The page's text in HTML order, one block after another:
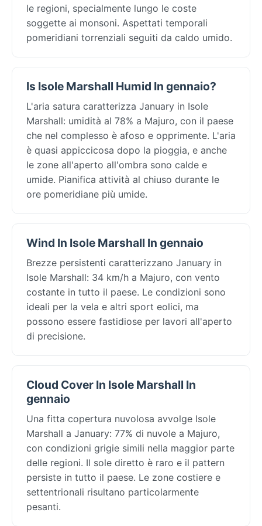
le regioni, specialmente lungo le coste
soggette ai monsoni. Aspettati temporali
pomeridiani torrenziali seguiti da caldo umido.
Is Isole Marshall Humid In gennaio?
L'aria satura caratterizza January in Isole
Marshall: umidità al 78% a Majuro, con il paese
che nel complesso è afoso e opprimente. L'aria
è quasi appiccicosa dopo la pioggia, e anche
le zone all'aperto all'ombra sono calde e
umide. Pianifica attività al chiuso durante le
ore pomeridiane più umide.
Wind In Isole Marshall In gennaio
Brezze persistenti caratterizzano January in
Isole Marshall: 34 km/h a Majuro, con vento
costante in tutto il paese. Le condizioni sono
ideali per la vela e altri sport eolici, ma
possono essere fastidiose per lavori all'aperto
di precisione.
Cloud Cover In Isole Marshall In
gennaio
Una fitta copertura nuvolosa avvolge Isole
Marshall a January: 77% di nuvole a Majuro,
con condizioni grigie simili nella maggior parte
delle regioni. Il sole diretto è raro e il pattern
persiste in tutto il paese. Le zone costiere e
settentrionali risultano particolarmente
pesanti.